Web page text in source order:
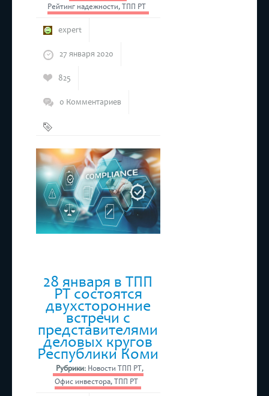
Рейтинг надежности, ТПП РТ
expert
27 января 2020
825
0 Комментариев
программы,
ТПП РТ
28 января в ТПП
РТ состоятся
двухсторонние
встречи с
представителями
деловых кругов
Республики Коми
Рубрики: Новости ТПП РТ,
Офис инвестора,ТПП РТ